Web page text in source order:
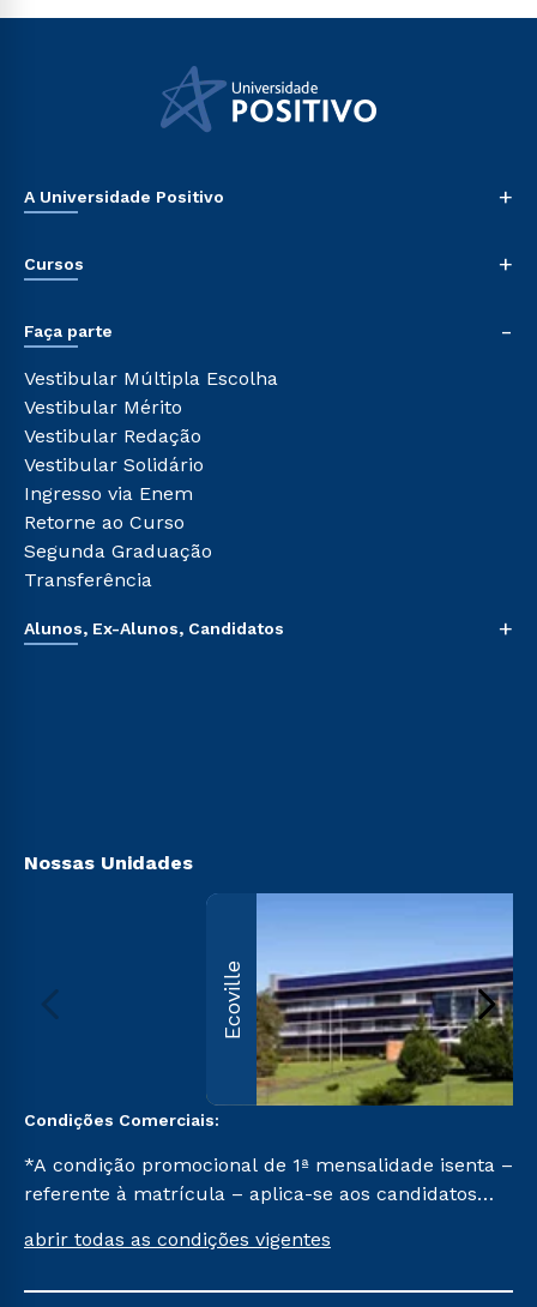
A Universidade Positivo +
Sala de Imprensa
Sou Colaborador
Ética e Integridade
Cursos +
Pós-graduação
Cursos de Medicina
Cursos Livres
Cursos Técnicos
Cursos Profissionalizantes
Faça parte -
Vestibular Múltipla Escolha
Vestibular Mérito
Vestibular Redação
Vestibular Solidário
Ingresso via Enem
Retorne ao Curso
Segunda Graduação
Transferência
Alunos, Ex-Alunos, Candidatos +
Nossas Unidades
Ecoville
Condições Comerciais:
*A condição promocional de 1ª mensalidade isenta –
referente à matrícula – aplica-se aos candidatos
na prova on-line ou agendada, que ofertam bolsas
abrir todas as condições vigentes